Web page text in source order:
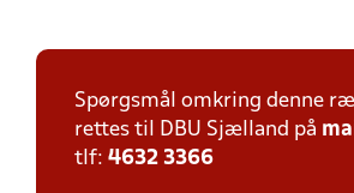
Spørgsmål omkring denne
rettes til DBU Sjælland på
tlf: 4632 3366